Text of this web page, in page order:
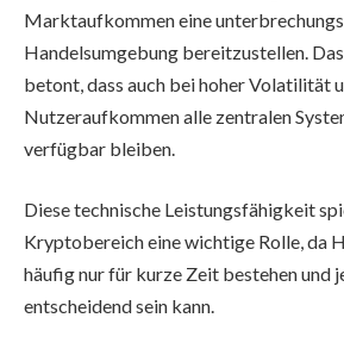
Marktaufkommen eine
Handelsumgebung bereitzustellen.
betont, dass auch bei hoher Volatilität
Nutzeraufkommen alle zentralen
verfügbar bleiben.
Diese technische Leistungsfähigkeit
Kryptobereich eine wichtige Rolle, da
häufig nur für kurze Zeit bestehen und
entscheidend sein kann.